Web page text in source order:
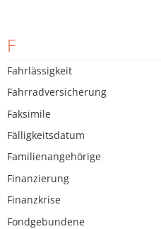
F
Fahrlässigkeit
Fahrradversicherung
Faksimile
Fälligkeitsdatum
Familienangehörige
Finanzierung
Finanzkrise
Fondgebundene